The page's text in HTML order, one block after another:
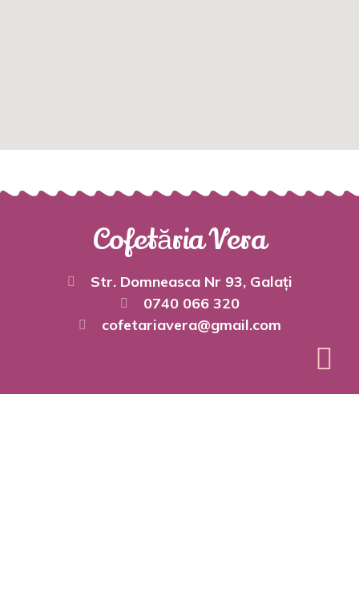
Cofetăria Vera
Str. Domneasca Nr 93, Galați
0740 066 320
cofetariavera@gmail.com